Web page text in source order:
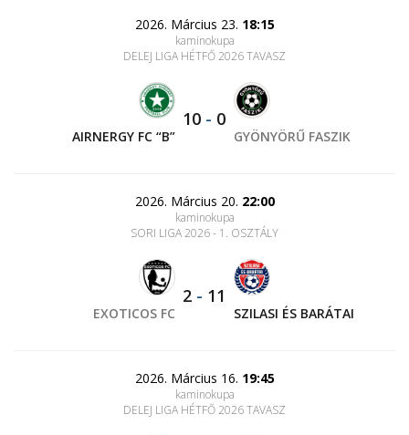
2026. Március 23. 18:15
kaminokupa
DELEJ LIGA HÉTFŐ 2026 TAVASZ
AIRNERGY FC “B”
10 - 0
GYÖNYÖRŰ FASZIK
2026. Március 20. 22:00
kaminokupa
SORI LIGA 2026 - 1. OSZTÁLY
EXOTICOS FC
2 - 11
SZILASI ÉS BARÁTAI
2026. Március 16. 19:45
kaminokupa
DELEJ LIGA HÉTFŐ 2026 TAVASZ